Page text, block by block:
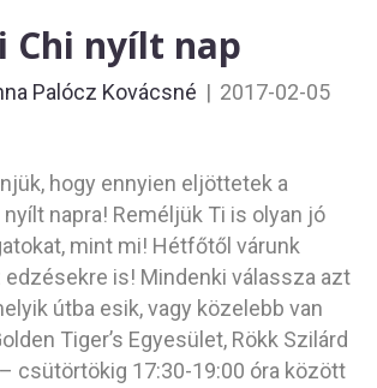
Chi nyílt nap
Palócz Kovácsné | 2017-02-05
hogy ennyien eljöttetek a
napra! Reméljük Ti is olyan jó
mint mi! Hétfőtől várunk
edzésekre is! Mindenki válassza azt
útba esik, vagy közelebb van
Tiger’s Egyesület, Rökk Szilárd
csütörtökig 17:30-19:00 óra között